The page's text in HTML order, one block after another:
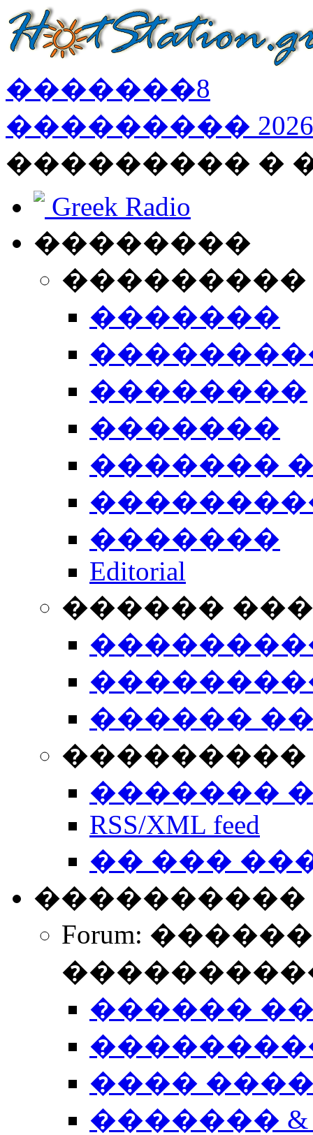
�������8
��������� 2026
��������� �
Greek Radio
��������
�������
��������
�������
�������
�������
Editorial
������
������
���������
�������
RSS/XML feed
�� ���
����������
Forum:
������
����
�������